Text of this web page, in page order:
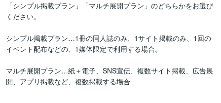
「シンプル掲載プラン」「マルチ展開プラン」のどちらかをお選び
ください。
シンプル掲載プラン…1冊の同人誌のみ、1サイト掲載のみ、1回の
イベント配布などの、1媒体限定で利用する場合。
マルチ展開プラン…紙＋電子、SNS宣伝、複数サイト掲載、広告展
開、アプリ掲載など、複数掲載する場合